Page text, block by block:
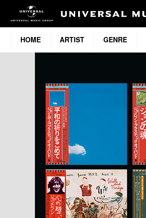
HOME ARTIST GENRE